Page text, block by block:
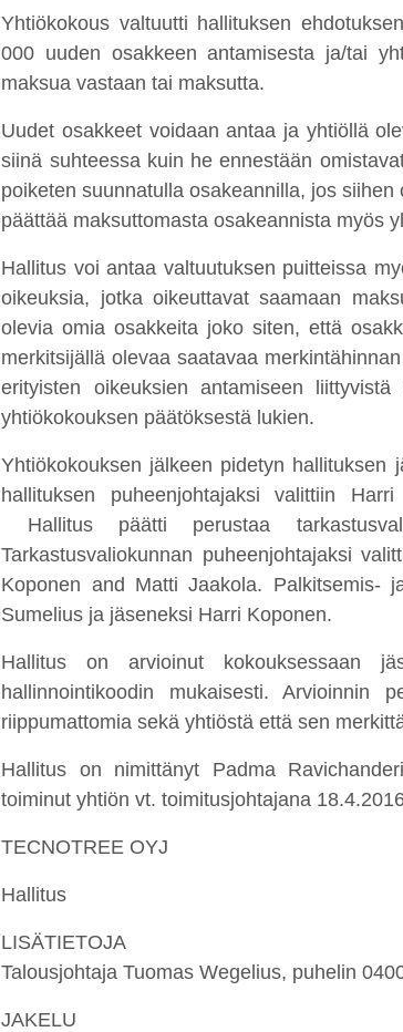
Yhtiökokous valtuutti hallituksen
000 uuden osakkeen antamisesta ja/tai
maksua vastaan tai maksutta.
Uudet osakkeet voidaan antaa ja yhtiöllä
siinä suhteessa kuin he ennestään
poiketen suunnatulla osakeannilla, jos
päättää maksuttomasta osakeannista myös
Hallitus voi antaa valtuutuksen puitteissa
oikeuksia, jotka oikeuttavat saamaan
olevia omia osakkeita joko siten, että
merkitsijällä olevaa saatavaa
erityisten oikeuksien antamiseen
yhtiökokouksen päätöksestä lukien.
Yhtiökokouksen jälkeen pidetyn hallituksen
hallituksen puheenjohtajaksi valittiin
Hallitus päätti perustaa
Tarkastusvaliokunnan puheenjohtajaksi
Koponen and Matti Jaakola. Palkitsemis-
Sumelius ja jäseneksi Harri Koponen.
Hallitus on arvioinut kokouksessaan
hallinnointikoodin mukaisesti. Arvioinnin
riippumattomia sekä yhtiöstä että sen
Hallitus on nimittänyt Padma
toiminut yhtiön vt. toimitusjohtajana
TECNOTREE OYJ
Hallitus
LISÄTIETOJA
Talousjohtaja Tuomas Wegelius, puhelin
JAKELU